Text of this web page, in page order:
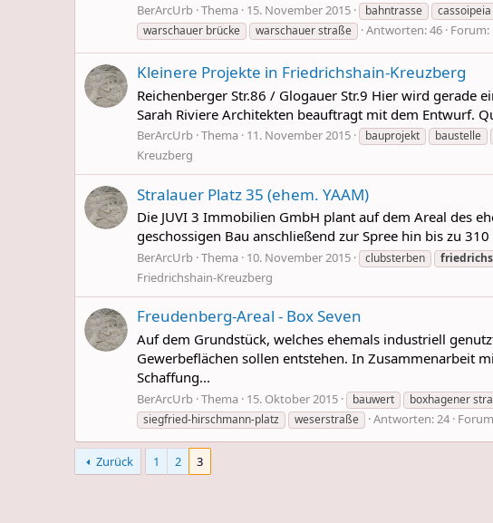
BerArcUrb Thema 15. November 2015 bahntrasse cassoipeia
warschauer brücke
warschauer straße Antworten: 46 Forum:
Kleinere Projekte in Friedrichshain-Kreuzberg
Reichenberger Str.86 / Glogauer Str.9 Hier wird gerade
Sarah Riviere Architekten beauftragt mit dem Entwurf.
BerArcUrb Thema 11. November 2015 bauprojekt baustelle
Kreuzberg
Stralauer Platz 35 (ehem. YAAM)
Die JUVI 3 Immobilien GmbH plant auf dem Areal des
geschossigen Bau anschließend zur Spree hin bis zu
BerArcUrb Thema 10. November 2015 clubsterben
Friedrichshain-Kreuzberg
Freudenberg-Areal - Box Seven
Auf dem Grundstück, welches ehemals industriell
Gewerbeflächen sollen entstehen. In Zusammenarbeit
Schaffung...
BerArcUrb Thema 15. Oktober 2015 bauwert boxhagener
siegfried-hirschmann-platz
weserstraße Antworten: 24
Zurück 1 2 3